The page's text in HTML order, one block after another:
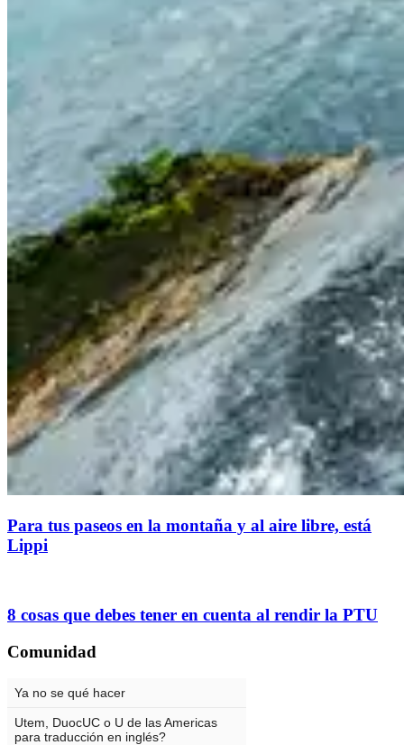
Para tus paseos en la montaña y al aire libre, está
Lippi
8 cosas que debes tener en cuenta al rendir la PTU
Comunidad